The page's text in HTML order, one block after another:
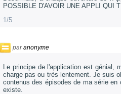
POSSIBLE D'AVOIR UNE APPLI QUI
1/5
paranonyme
Le principe de l'application est génial,
charge pas ou très lentement. Je suis
contenus des épisodes de ma série
existe.